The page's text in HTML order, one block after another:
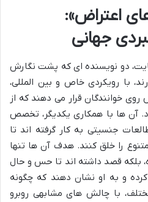
اعتراض»:
جهانی
دو نویسنده ای که پشت نگارش
با رویکردی خاص و بین المللی،
روی خوانندگان قرار می دهند که از
آن ها با همکاری یکدیگر، تخصص
جنسیتی به کار گرفته اند تا
را خلق کنند. هدف آن ها تنها
بلکه قصد داشته اند تا حس و حال
کرده و به او نشان دهند که چگونه
با چالش های مشابهی روبرو